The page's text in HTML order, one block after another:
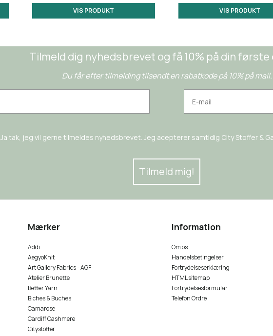
VIS PRODUKT VIS PRODUKT
Tilmeld dig nyhedsbrevet og få 10% på din
Du får efter tilmelding tilsendt en rabatkode på 10% på mail.
Ja tak, jeg vil gerne tilmeldes nyhedsbrevet. Jeg acepterer samtidig City Stoffer &
Tilmeld mig!
Mærker
Addi
AegyoKnit
Art Gallery Fabrics - AGF
Atelier Brunette
Better Yarn
Biches & Buches
Camarose
Cardiff Cashmere
Citystoffer
Information
Om os
Handelsbetingelser
Fortrydelseserklæring
HTML sitemap
Fortrydelsesformular
Telefon Ordre